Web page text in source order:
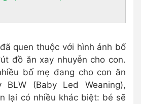
quen thuộc với hình ảnh bố
đồ ăn xay nhuyễn cho con.
bố mẹ đang cho con ăn
(Baby Led Weaning),
lại có nhiều khác biệt: bé sẽ